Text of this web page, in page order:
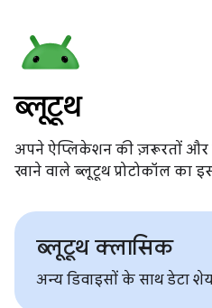
ब्लूटूथ
अपने ऐप्लिकेशन की ज़रूरतों और
खाने वाले ब्लूटूथ प्रोटोकॉल का
ब्लूटूथ क्लासिक
अन्य डिवाइसों के साथ डेटा